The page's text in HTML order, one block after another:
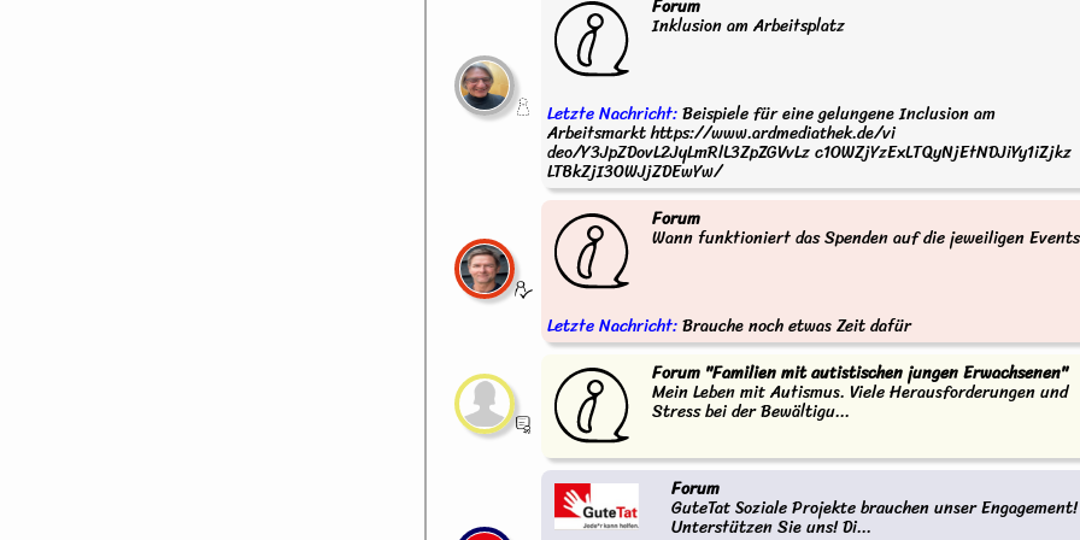
Forum
Inklusion am Arbeitsplatz
Letzte Nachricht:Beispiele für eine gelungene Inclusion am
Arbeitsmarkt https://www.ardmediathek.de/vi
deo/Y3JpZDovL2JyLmRlL3ZpZGVvLz c1OWZjYzExLTQyNjEtNDJiYy1iZjkz
LTBkZjI3OWJjZDEwYw/
Forum
Wann funktioniert das Spenden auf die jeweiligen
Letzte Nachricht:Brauche noch etwas Zeit dafür
Forum "Familien mit autistischen jungen Erwachsenen"
Mein Leben mit Autismus. Viele Herausforderungen und
Stress bei der Bewältigu...
Forum
GuteTat Soziale Projekte brauchen unser Engagement!
Unterstützen Sie uns! Di...